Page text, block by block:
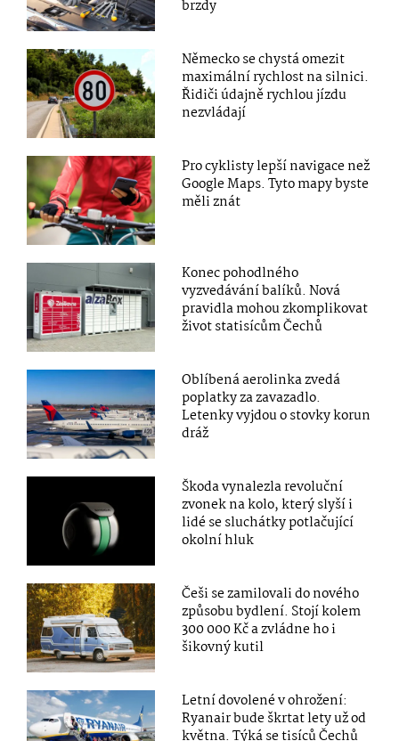
brzdy
Německo se chystá omezit
maximální rychlost na silnici.
Řidiči údajně rychlou jízdu
nezvládají
Pro cyklisty lepší navigace než
Google Maps. Tyto mapy byste
měli znát
Konec pohodlného
vyzvedávání balíků. Nová
pravidla mohou zkomplikovat
život statisícům Čechů
Oblíbená aerolinka zvedá
poplatky za zavazadlo.
Letenky vyjdou o stovky korun
dráž
Škoda vynalezla revoluční
zvonek na kolo, který slyší i
lidé se sluchátky potlačující
okolní hluk
Češi se zamilovali do nového
způsobu bydlení. Stojí kolem
300 000 Kč a zvládne ho i
šikovný kutil
Letní dovolené v ohrožení:
Ryanair bude škrtat lety už od